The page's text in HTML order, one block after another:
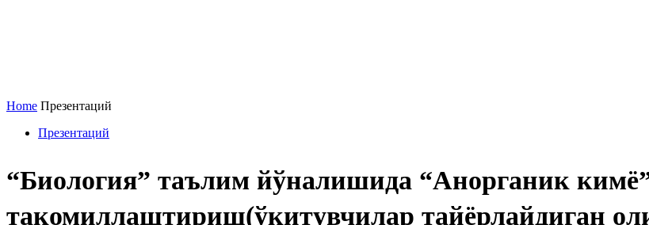
Home Презентаций
Презентаций
“Биология” таълим йўналишида “Анорганик
такомиллаштириш(ўқитувчилар тайёрлайдиган